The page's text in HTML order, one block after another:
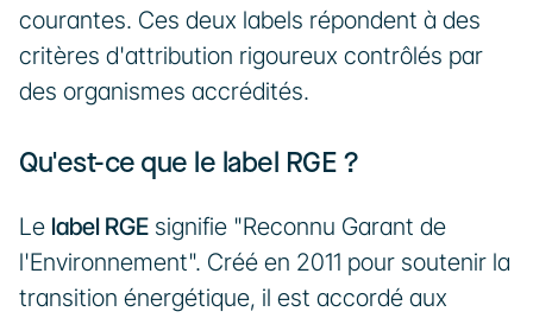
courantes. Ces deux labels répondent à des
critères d'attribution rigoureux contrôlés par
des organismes accrédités.
Qu'est-ce que le label RGE ?
Le label RGE signifie "Reconnu Garant de
l'Environnement". Créé en 2011 pour soutenir la
transition énergétique, il est accordé aux